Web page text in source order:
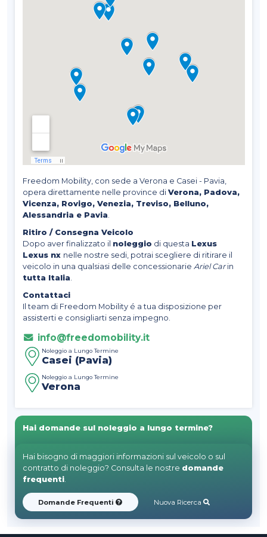
Freedom Mobility, con sede a Verona e Casei - Pavia,
opera direttamente nelle province di Verona, Padova,
Vicenza, Rovigo, Venezia, Treviso, Belluno,
Alessandria e Pavia.
Ritiro / Consegna Veicolo
Dopo aver finalizzato il noleggio di questa Lexus
Lexus nx nelle nostre sedi, potrai scegliere di ritirare il
veicolo in una qualsiasi delle concessionarie Ariel Carin
tutta Italia
Contattaci
Il team di Freedom Mobility é a tua disposizione per
assisterti e consigliarti senza impegno.
info@freedomobility.it
Noleggio a Lungo Termine
Casei (Pavia)
Noleggio a Lungo Termine
Verona
Hai domande sul noleggio a lungo termine?
Hai bisogno di maggiori informazioni sul veicolo o sul
contratto di noleggio? Consulta le nostre domande
frequenti.
Domande Frequenti Nuova Ricerca